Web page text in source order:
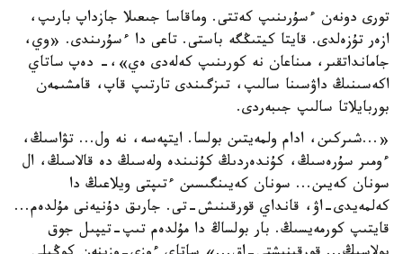
تورى دونەن ءسۇرىنىپ كەتتى. وماقاسا جىعىلا جازداپ بارىپ،
ازەر تۇزەلدى. قايتا كيتىڭگە باستى. تاعى دا ءسۇرىندى. «وي،
جامانداتقىر، مىناعان نە كورىنىپ كەلەدى ەي»،- دەپ ساتاي
اكەسىنىڭ داۋسىنا سالىپ، تىزگىندى تارتىپ قاپ، قامشىمەن
بوربايلاتا سالىپ جىبەردى.
«...شىركىن، ادام ولمەيتىن بولسا. ايتپەسە، نە ول... تۋاسىڭ،
ءومىر سۇرەسىڭ، كۇندەردىڭ كۇنىندە ولەسىڭ دە قالاسىڭ، ال
سونان كەيىن... سونان كەيىنگىسىن ءتىپتى ويلاعىڭ دا
كەلمەيدى-اۋ، قانداي قورقىنىش-تى. جارىق دۇنيەنى مۇلدەم...
قايتىپ كورمەيسىڭ. بار بولساڭ دا مۇلدەم تىپ-تيپىل جوق